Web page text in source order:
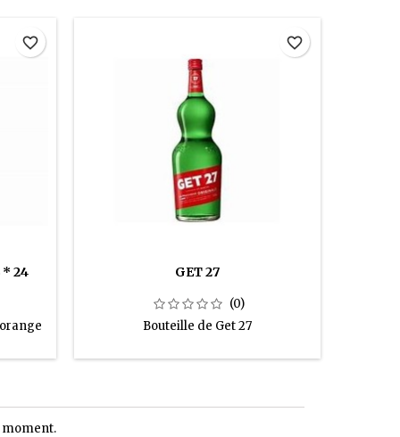
* 24
favorite_border
GET 27
(0)
Bouteille de Get 27
favorite_border
moment.